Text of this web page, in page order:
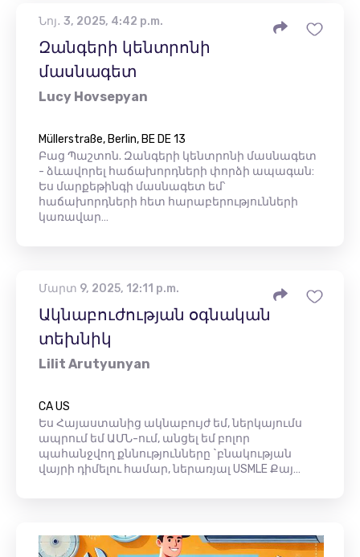
Նոյ․ 3, 2025, 4:42 p.m.
Զանգերի կենտրոնի
մասնագետ
Lucy Hovsepyan
Müllerstraße, Berlin, BE DE 13
Բաց Պաշտոն. Զանգերի կենտրոնի մասնագետ
- ձևավորել հաճախորդների փորձի ապագան:
Ես մարքեթինգի մասնագետ եմ՝
հաճախորդների հետ հարաբերությունների
կառավար…
Մարտ 9, 2025, 12:11 p.m.
Ակնաբուժության օգնական
տեխնիկ
Lilit Arutyunyan
CA US
Ես Հայաստանից ակնաբույժ եմ, ներկայումս
ապրում եմ ԱՄՆ-ում, անցել եմ բոլոր
պահանջվող քննությունները `բնակության
վայրի դիմելու համար, ներառյալ USMLE Քայ…